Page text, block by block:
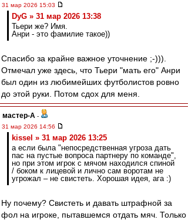
31 мар 2026 15:03
DyG » 31 мар 2026 13:38
Тьери же? Имя.
Анри - это фамилие такое))
Спасибо за крайне важное уточнение ;-))).
Отмечал уже здесь, что Тьери "мать его" Анри
был один из любимейших футболистов ровно
до этой руки. Потом сдох для меня.
мастер-А -
31 мар 2026 14:56
kissel » 31 мар 2026 13:25
а если была "непосредственная угроза дать
пас на пустые вопроса партнеру по команде",
но при этом игрок с мячом находился спиной
/ боком к лицевой и лично сам воротам не
угрожал – не свистеть. Хорошая идея, ага :)
Ну почему? Свистеть и давать штрафной за
фол на игроке, пытавшемся отдать мяч. Только